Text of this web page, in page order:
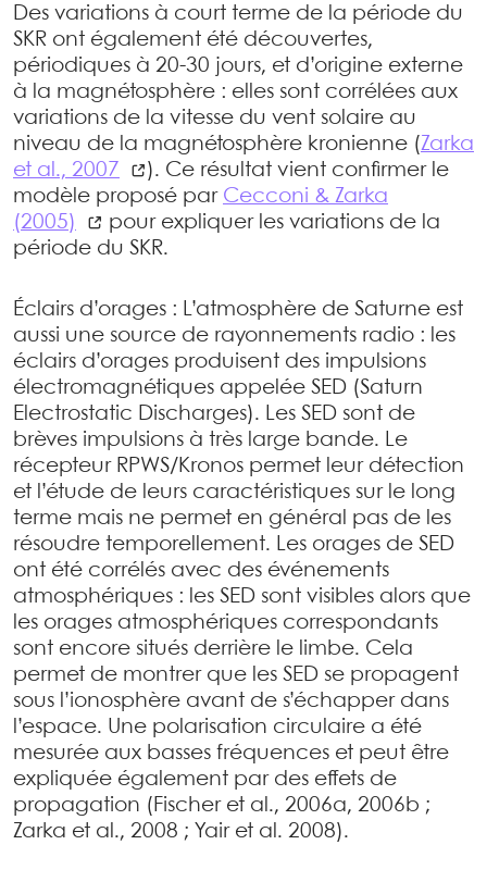
Des variations à court terme de la période du
SKR ont également été découvertes,
périodiques à 20-30 jours, et d’origine externe
à la magnétosphère : elles sont corrélées aux
variations de la vitesse du vent solaire au
niveau de la magnétosphère kronienne (Zarka
et al., 2007
). Ce résultat vient conﬁrmer le
modèle proposé par Cecconi & Zarka
(2005)
pour expliquer les variations de la
période du SKR.
Éclairs d’orages : L’atmosphère de Saturne est
aussi une source de rayonnements radio : les
éclairs d’orages produisent des impulsions
électromagnétiques appelée SED (Saturn
Electrostatic Discharges). Les SED sont de
brèves impulsions à très large bande. Le
récepteur RPWS/Kronos permet leur détection
et l’étude de leurs caractéristiques sur le long
terme mais ne permet en général pas de les
résoudre temporellement. Les orages de SED
ont été corrélés avec des événements
atmosphériques : les SED sont visibles alors que
les orages atmosphériques correspondants
sont encore situés derrière le limbe. Cela
permet de montrer que les SED se propagent
sous l’ionosphère avant de s’échapper dans
l’espace. Une polarisation circulaire a été
mesurée aux basses fréquences et peut être
expliquée également par des effets de
propagation (Fischer et al., 2006a, 2006b ;
Zarka et al., 2008 ; Yair et al. 2008).